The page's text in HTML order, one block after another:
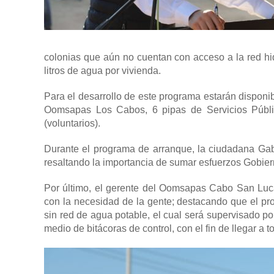
colonias que aún no cuentan con acceso a la red
litros de agua por vivienda.
Para el desarrollo de este programa estarán
Oomsapas Los Cabos, 6 pipas de Servicios
(voluntarios).
Durante el programa de arranque, la ciudadana
resaltando la importancia de sumar esfuerzos
Por último, el gerente del Oomsapas Cabo San
con la necesidad de la gente; destacando que el
sin red de agua potable, el cual será supervisado
medio de bitácoras de control, con el fin de llegar a